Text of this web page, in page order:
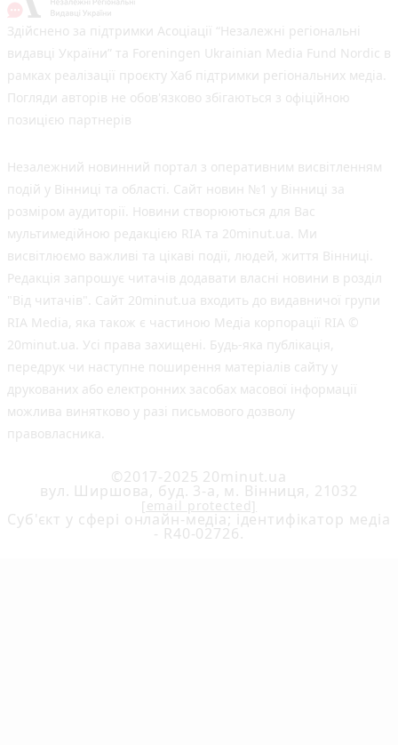
Здійснено за підтримки Асоціації “Незалежні регіональні
видавці України” та Foreningen Ukrainian Media Fund Nordic в
рамках реалізації проєкту Хаб підтримки регіональних медіа.
Погляди авторів не обов'язково збігаються з офіційною
позицією партнерів
Незалежний новинний портал з оперативним висвітленням
подій у Вінниці та області. Сайт новин №1 у Вінниці за
розміром аудиторії. Новини створюються для Вас
мультимедійною редакцією RIA та 20minut.ua. Ми
висвітлюємо важливі та цікаві події, людей, життя Вінниці.
Редакція запрошує читачів додавати власні новини в розділ
"Від читачів". Сайт 20minut.ua входить до видавничої групи
RIA Media, яка також є частиною Медіа корпорації RIA ©
20minut.ua. Усі права захищені. Будь-яка публiкацiя,
передрук чи наступне поширення матеріалів сайту у
друкованих або електронних засобах масової інформації
можлива винятково у разі письмового дозволу
правовласника.
©2017-2025 20minut.ua
вул. Ширшова, буд. 3-а, м. Вінниця, 21032
[email protected]
Cуб'єкт у сфері онлайн-медіа; ідентифікатор медіа
- R40-02726.